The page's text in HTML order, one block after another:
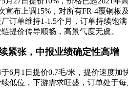
宣布上调15%，对所有FR-4覆铜板
订单维持1-1.5个月，订单持续饱满
链提价传导顺畅，高景气度无虞。
紧张，中报业绩确定性高增
于6月1日提价0.7毛/米，提价速度加
低位，下游需求旺盛，订单处于每